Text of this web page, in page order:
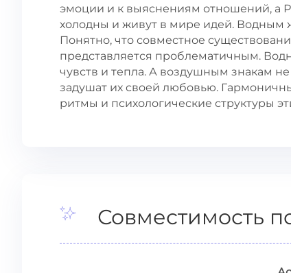
эмоции и к выяснениям отношений, а
холодны и живут в мире идей. Водным
Понятно, что совместное
представляется проблематичным.
чувств и тепла. А воздушным знакам
задушат их своей любовью.
ритмы и психологические структуры
Совместимость